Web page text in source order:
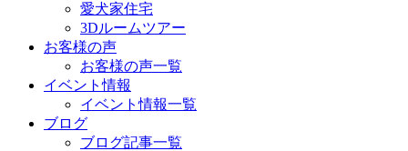
愛犬家住宅
3Dルームツアー
お客様の声
お客様の声一覧
イベント情報
イベント情報一覧
ブログ
ブログ記事一覧